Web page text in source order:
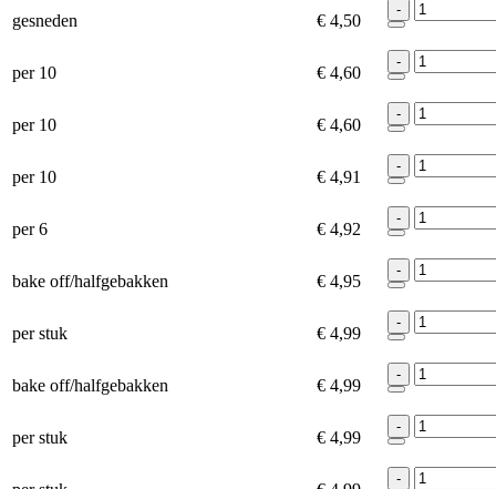
gesneden € 4,50
-
per 10 € 4,60
-
per 10 € 4,60
-
per 10 € 4,91
-
per 6 € 4,92
-
bake off/halfgebakken € 4,95
-
per stuk € 4,99
-
bake off/halfgebakken € 4,99
-
per stuk € 4,99
-
-